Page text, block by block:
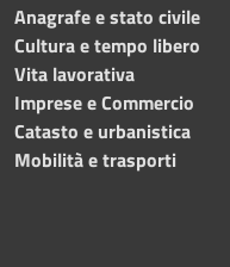
Anagrafe e stato civile
Cultura e tempo libero
Vita lavorativa
Imprese e Commercio
Catasto e urbanistica
Mobilità e trasporti